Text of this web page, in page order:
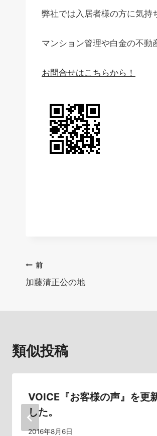
弊社では入居者様の方に気持
マンション管理や白金の不動
お問合せはこちらから！
投
稿
ゲ
ー
シ
ョ
前
加藤清正公の地
類似投稿
VOICE『お客様の声』を更
した。
2016年8月6日